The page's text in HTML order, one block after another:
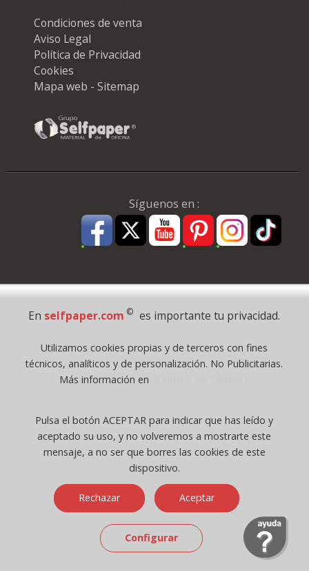
Condiciones de venta
Aviso Legal
Política de Privacidad
Cookies
Mapa web - Sitemap
Síguenos en :
Pago Seguro
Todos los derechos reservados
©selfpaper.com, y las webs de ©gruposelfpaper.org están gestionadas, y
Registro Mercantil de Valencia ( España ) CEE:
Tomo 7263, Libro 4565, Folio 1, Sección 8, Hoja V-85203.
Móvil / Tablet - Bot mozilla/5.0 (linux; android 14; pixel 8)
applewebkit/537.36 (khtml, like gecko) chrome/131.0.0.0 mobile
Chrome
Ip: 216.73.216.170 -
↑ 896 → 448 ppp
En selfpaper.com © es importante tu privacidad.
Utilizamos cookies propias y de terceros con fines
técnicos, analíticos y de personalización. No Publicitarias.
Más información en
Pulsa el botón ACEPTAR para indicar que has leído y
aceptado su uso, y no volveremos a mostrarte este
mensaje, a no ser que borres las cookies de este
dispositivo.
Rechazar Aceptar
Configurar